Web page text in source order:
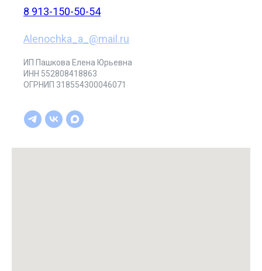
8 913-150-50-54
Alenochka_a_@mail.ru
ИП Пашкова Елена Юрьевна
ИНН 552808418863
ОГРНИП 318554300046071